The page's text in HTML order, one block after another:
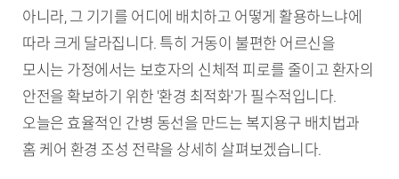
아니라, 그 기기를 어디에 배치하고 어떻게 활용하느냐에
따라 크게 달라집니다. 특히 거동이 불편한 어르신을
모시는 가정에서는 보호자의 신체적 피로를 줄이고 환자의
안전을 확보하기 위한 '환경 최적화'가 필수적입니다.
오늘은 효율적인 간병 동선을 만드는 복지용구 배치법과
홈 케어 환경 조성 전략을 상세히 살펴보겠습니다.